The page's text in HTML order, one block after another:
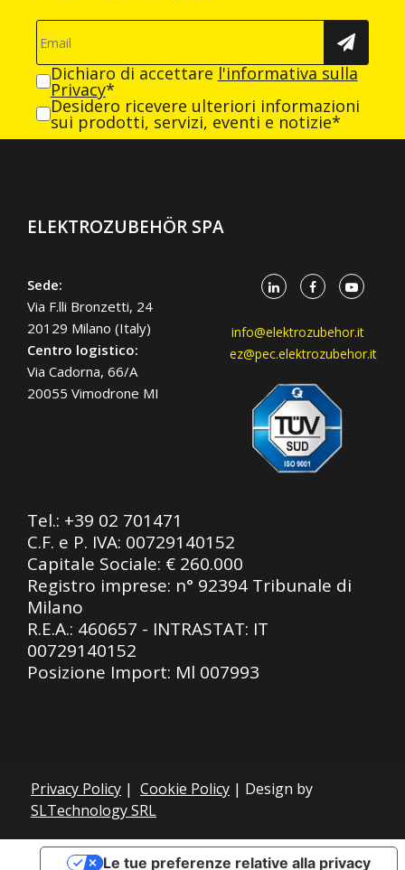
Dichiaro di accettare l'informativa sulla
Privacy*
Desidero ricevere ulteriori informazioni
sui prodotti, servizi, eventi e notizie*
ELEKTROZUBEHÖR SPA
Sede:
Via F.lli Bronzetti, 24
20129 Milano (Italy)
Centro logistico:
Via Cadorna, 66/A
20055 Vimodrone MI
info@elektrozubehor.it
ez@pec.elektrozubehor.it
Tel.: +39 02 701471
C.F. e P. IVA: 00729140152
Capitale Sociale: € 260.000
Registro imprese: n° 92394 Tribunale di
Milano
R.E.A.: 460657 - INTRASTAT: IT
00729140152
Posizione Import: Ml 007993
Privacy Policy | Cookie Policy | Design by
SLTechnology SRL
Le tue preferenze relative alla privacy